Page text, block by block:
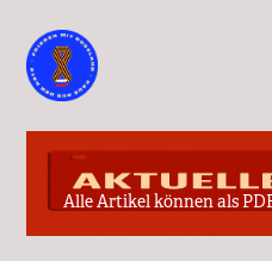
Alle Artikel können als